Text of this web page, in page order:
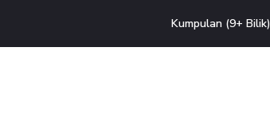
Kumpulan (9+ Bilik)